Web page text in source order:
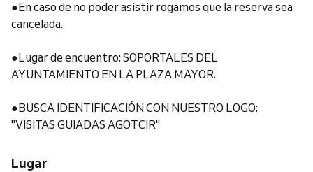
●En caso de no poder asistir rogamos que la reserva sea
cancelada.
●Lugar de encuentro: SOPORTALES DEL
AYUNTAMIENTO EN LA PLAZA MAYOR.
●BUSCA IDENTIFICACIÓN CON NUESTRO LOGO:
"VISITAS GUIADAS AGOTCIR"
Lugar